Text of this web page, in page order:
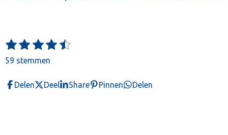
R
a
1
s
e
r
2
s
e
3
s
e
r
4
s
e
5
e
r
S
m
e
59 stemmen
Delen Deel Share Pinnen Delen